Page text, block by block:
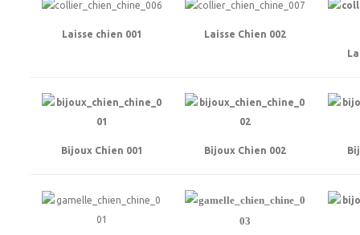
Laisse chien 001
Laisse Chien 002
Bijoux Chien 001 Bijoux Chien 002